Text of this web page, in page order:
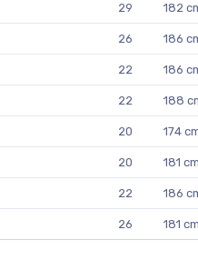
29 182
26 186
22 186
22 188
20 174
20 181
22 186
26 181